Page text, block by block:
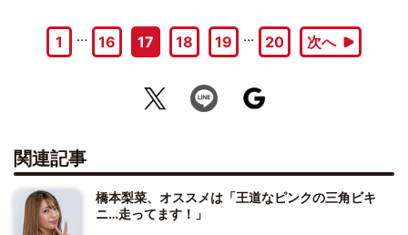
1 … 16 17 18 19 … 20 次へ
関連記事
橋本梨菜、オススメは「王道なピンクの三角ビキ
ニ…走ってます！」